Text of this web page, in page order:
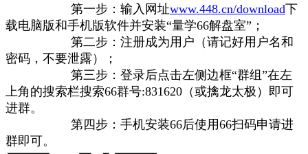
第一步：输入网址www.448.cn/download下
载电脑版和手机版软件并安装“量学66解盘室”；
第二步：注册成为用户（请记好用户名和
密码，不要泄露）；
第三步：登录后点击左侧边框“群组”在左
上角的搜索栏搜索66群号:831620（或擒龙太极）即可
进群。
第四步：手机安装66后使用66扫码申请进
群即可。